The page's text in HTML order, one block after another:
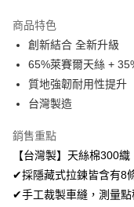
Apple Pay
悠遊付
Google Pay
AFTEE先享後付
相關說明
AFTEE先享後付是「在收
便利好安心！
ATM付款
商品特色
創新結合 全新升級
65%萊賽爾天絲 +
質地強韌耐用性提升
台灣製造
銷售重點
【台灣製】天絲棉300織
✔採隱藏式拉鍊皆含有8
✔手工裁製車縫，測量